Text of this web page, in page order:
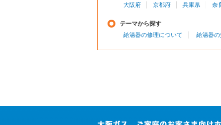
大阪府
京都府 兵庫県 奈
テーマから探す
給湯器の修理について
給湯器